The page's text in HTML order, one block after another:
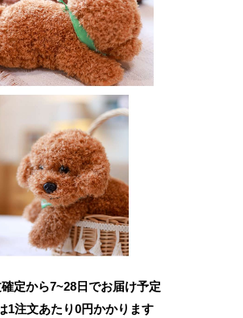
定から7~28日でお届け予定
1注文あたり0円かかります